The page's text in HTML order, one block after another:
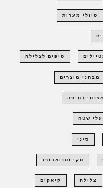
טיולי מערות
טיפים לצלילה
מבחני מוצרים
מצנחי רחיפה
שטח
סיני
סקי וסנואבורד
צלילה קיאקים